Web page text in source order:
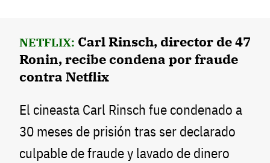
NETFLIX: Carl Rinsch, director de 47
Ronin, recibe condena por fraude
contra Netflix
El cineasta Carl Rinsch fue condenado a
30 meses de prisión tras ser declarado
culpable de fraude y lavado de dinero